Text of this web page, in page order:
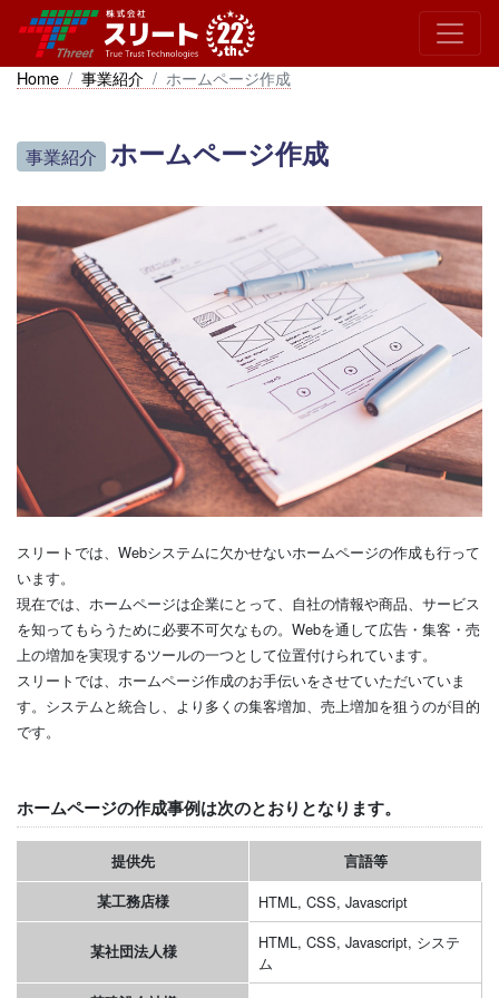
Home 事業紹介 ホームページ作成
事業紹介 ホームページ作成
スリートでは、Webシステムに欠かせないホームページの作成も行って
います。
現在では、ホームページは企業にとって、自社の情報や商品、サービス
を知ってもらうために必要不可欠なもの。Webを通して広告・集客・売
上の増加を実現するツールの一つとして位置付けられています。
スリートでは、ホームページ作成のお手伝いをさせていただいていま
す。システムと統合し、より多くの集客増加、売上増加を狙うのが目的
です。
ホームページの作成事例は次のとおりとなります。
提供先
言語等
某工務店様
HTML, CSS, Javascript
某社団法人様
HTML, CSS, Javascript, システ
ム